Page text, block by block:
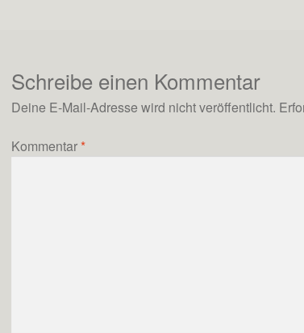
Schreibe einen Kommentar
Deine E-Mail-Adresse wird nicht veröffentlicht.
Kommentar *